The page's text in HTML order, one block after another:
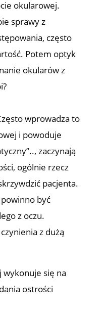
okularowej.
sprawy z
często
Potem optyk
okularów z
wprowadza to
i powoduje
zaczynają
ogólnie rzecz
pacjenta.
być
z oczu.
z dużą
się na
ostrości